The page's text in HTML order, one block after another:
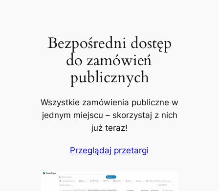
Bezpośredni dostęp
do zamówień
publicznych
Wszystkie zamówienia publiczne w
jednym miejscu – skorzystaj z nich
już teraz!
Przeglądaj przetargi